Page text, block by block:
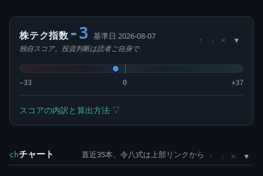
株テク指数 -3 基準日 2026-08-07
独自スコア。投資判断は読者ご自身で
↑ ↓ ×
−33 0 +37
スコアの内訳と算出方法 ▽
chチャート 直近35本、令八式は上部リンクから ↑ ↓ ×